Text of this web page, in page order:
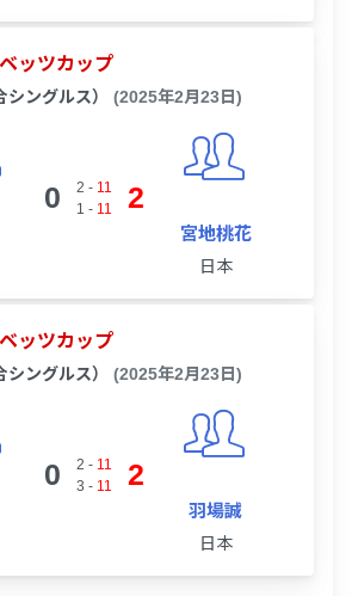
ッツカップ
ングルス） (2025年2月23日)
0 2 - 11
1 - 11 2
宮地桃花
日本
ッツカップ
ングルス） (2025年2月23日)
0 2 - 11
3 - 11 2
羽場誠
日本